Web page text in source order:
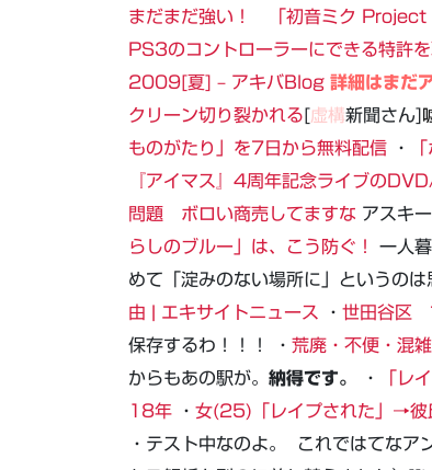
まだまだ強い！ 「初音ミク Project
PS3のコントローラーにできる特許
2009[夏] – アキバBlog 詳細はまだ
クリーン切り裂かれる [虚構新聞さん]
ものがたり」を7日から無料配信 ・
『アイマス』4周年記念ライブの
問題 ボロい商売してますな アスキ
らしのブルー」は、こう防ぐ！
一人
めて「淀みのない場所に」というの
由 | エキサイトニュース
・ 世田谷区
保存するわ！！！ ・ 荒廃・不便・混
からもあの駅が。 納得です。 ・
「レ
18年 ・ 女(25)「レイプされた」→
・テスト中なのよ。
これではてなア